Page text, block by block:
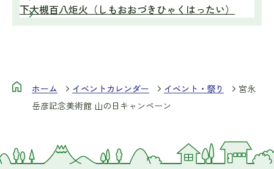
下大槻百八炬火（しもおおづきひゃくはったい）
ホーム イベントカレンダー イベント・祭り
宮永
岳彦記念美術館 山の日キャンペーン